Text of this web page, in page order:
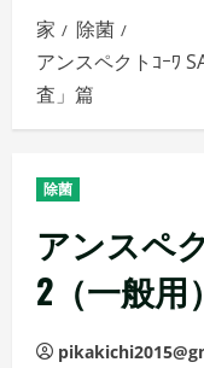
イ
マ
リ
メ
ニ
ー
家
除菌
アンスペクトｺｰﾜ
査」篇
除菌
アンスペ
2（一般用